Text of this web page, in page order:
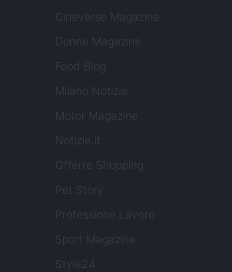
Cineverse Magazine
Donne Magazine
Food Blog
Milano Notizie
Motor Magazine
Notizie.it
Offerte Shopping
Pet Story
Professione Lavoro
Sport Magazine
Style24